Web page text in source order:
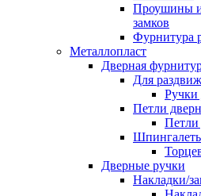
Проушины и
замков
Фурнитура
Металлопласт
Дверная
Для
Ручки
Петли
Дверные ручки
Накладки/